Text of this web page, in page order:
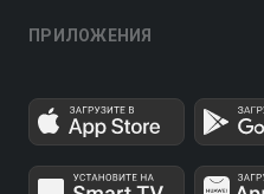
ПРИЛОЖЕНИЯ